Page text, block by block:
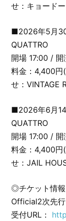
せ：キョード
■2026年5月
QUATTRO
開場 17:00 / 開
料金：4,400
せ：VINTAGE
■2026年6月
QUATTRO
開場 17:00 / 開
料金：4,400
せ：JAIL
◎チケット情報
Official2次先
受付URL：